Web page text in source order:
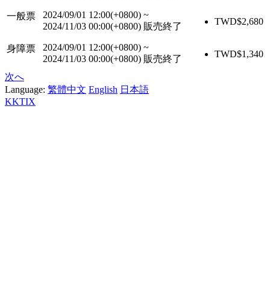
一般票 2024/09/01 12:00(+0800) ~
2024/11/03 00:00(+0800) 販売終了 TWD$2,680
身障票 2024/09/01 12:00(+0800) ~
2024/11/03 00:00(+0800) 販売終了 TWD$1,340
次へ
Language: 繁體中文 English 日本語
KKTIX